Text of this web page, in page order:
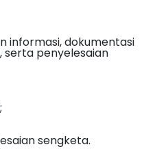
informasi, dokumentasi
serta penyelesaian
sengketa.